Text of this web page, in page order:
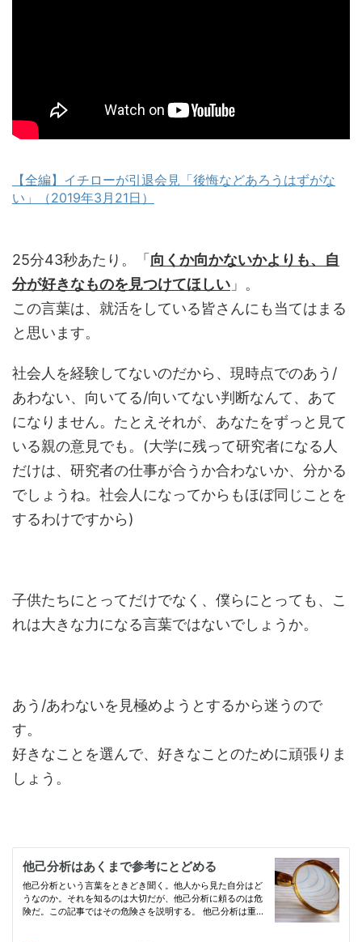
【全編】イチローが引退会見「後悔などあろうはずがな
い」（2019年3月21日）
25分43秒あたり。「 向くか向かないかよりも、自
分が好きなものを見つけてほしい 」。
この言葉は、就活をしている皆さんにも当てはまる
と思います。
社会人を経験してないのだから、現時点でのあう/
あわない、向いてる/向いてない判断なんて、あて
になりません。たとえそれが、あなたをずっと見て
いる親の意見でも。(大学に残って研究者になる人
だけは、研究者の仕事が合うか合わないか、分かる
でしょうね。社会人になってからもほぼ同じことを
するわけですから)
子供たちにとってだけでなく、僕らにとっても、こ
れは大きな力になる言葉ではないでしょうか。
あう/あわないを見極めようとするから迷うので
す。
好きなことを選んで、好きなことのために頑張りま
しょう。